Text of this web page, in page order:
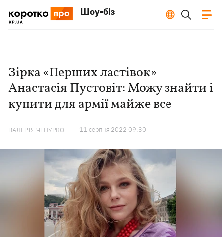
Шоу-біз
Зірка «Перших ластівок»
Анастасія Пустовіт: Можу знайти і
купити для армії майже все
ВАЛЕРІЯ ЧЕПУРКО 11 серпня 2022 09:30